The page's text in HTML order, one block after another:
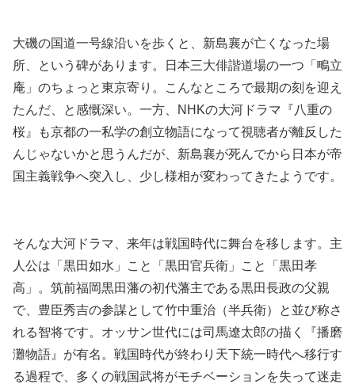
大磯の国道一号線沿いを歩くと、新島襄が亡くなった場
所、という碑があります。日本三大俳諧道場の一つ「鴫立
庵」のちょっと東京寄り。こんなところで最期の刻を迎え
たんだ、と感慨深い。一方、NHKの大河ドラマ『八重の
桜』も京都の一私学の創立物語になって視聴者が離反した
んじゃないかと思うんだが、新島襄が死んでから日本が帝
国主義戦争へ突入し、少し様相が変わってきたようです。
そんな大河ドラマ、来年は戦国時代に舞台を移します。主
人公は「黒田如水」こと「黒田官兵衛」こと「黒田孝
高」。筑前福岡黒田藩の初代藩主である黒田長政の父親
で、豊臣秀吉の参謀として竹中重治（半兵衛）と並び称さ
れる智将です。オッサン世代には司馬遼太郎の描く『播磨
灘物語』が有名。戦国時代が終わり天下統一時代へ移行す
る過程で、多くの戦国武将がモチベーションを失って迷走